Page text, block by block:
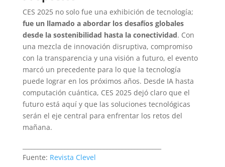
CES 2025 no solo fue una exhibición de tecnología;
fue un llamado a abordar los desafíos globales
desde la sostenibilidad hasta la conectividad. Con
una mezcla de innovación disruptiva, compromiso
con la transparencia y una visión a futuro, el evento
marcó un precedente para lo que la tecnología
puede lograr en los próximos años. Desde IA hasta
computación cuántica, CES 2025 dejó claro que el
futuro está aquí y que las soluciones tecnológicas
serán el eje central para enfrentar los retos del
mañana.
Fuente: Revista Clevel